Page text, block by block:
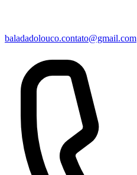
baladadolouco.contato@gmail.com